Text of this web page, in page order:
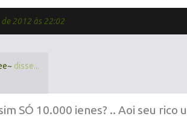
2012 às 22:02
disse...
SÓ 10.000 ienes? .. Aoi seu rico